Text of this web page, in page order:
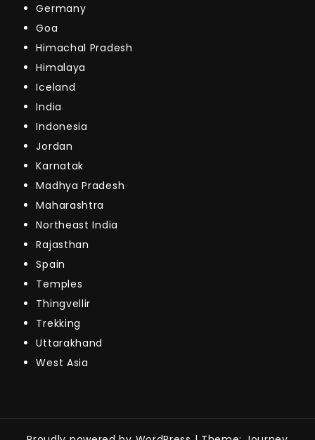
Germany
Goa
Himachal Pradesh
Himalaya
Iceland
India
Indonesia
Jordan
Karnatak
Madhya Pradesh
Maharashtra
Northeast India
Rajasthan
Spain
Temples
Thingvellir
Trekking
Uttarakhand
West Asia